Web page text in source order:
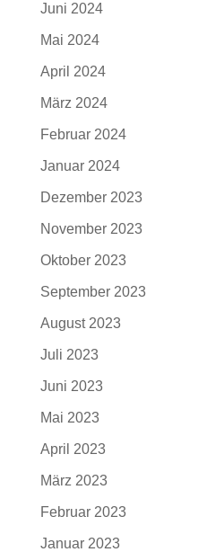
Juni 2024
Mai 2024
April 2024
März 2024
Februar 2024
Januar 2024
Dezember 2023
November 2023
Oktober 2023
September 2023
August 2023
Juli 2023
Juni 2023
Mai 2023
April 2023
März 2023
Februar 2023
Januar 2023